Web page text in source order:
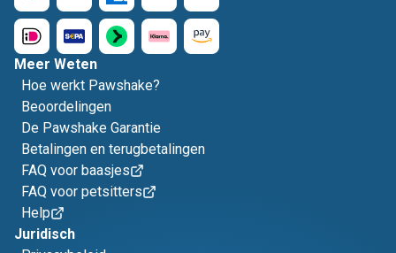
Meer Weten
Hoe werkt Pawshake?
Beoordelingen
De Pawshake Garantie
Betalingen en terugbetalingen
FAQ voor baasjes
FAQ voor petsitters
Help
Juridisch